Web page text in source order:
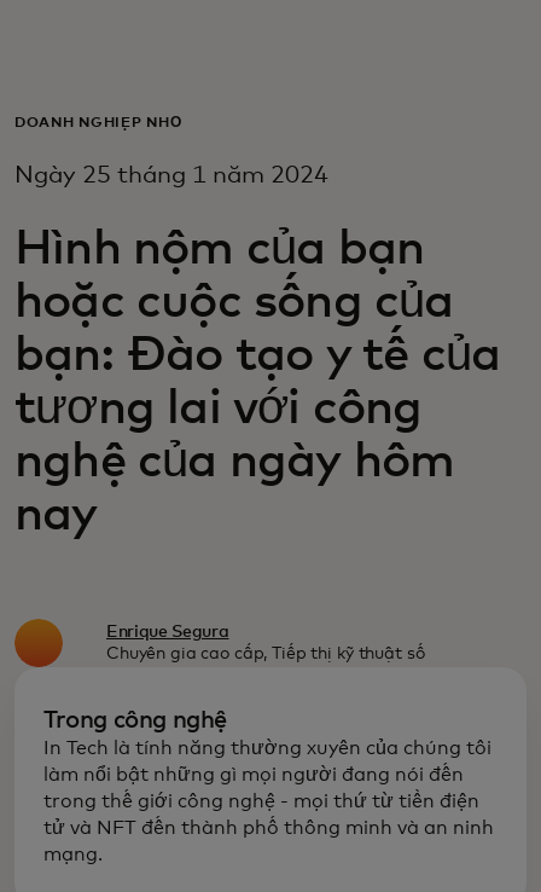
Dành cho doanh nghiệp
Dành cho nhà đổi mới
Tin tức và xu hướng
DOANH NGHIỆP NHỎ
Ngày 25 tháng 1 năm 2024
Hình nộm của bạn
hoặc cuộc sống của
bạn: Đào tạo y tế của
tương lai với công
nghệ của ngày hôm
nay
Enrique Segura
Chuyên gia cao cấp, Tiếp thị kỹ thuật số
Trong công nghệ
In Tech là tính năng thường xuyên của chúng tôi
làm nổi bật những gì mọi người đang nói đến
trong thế giới công nghệ - mọi thứ từ tiền điện
tử và NFT đến thành phố thông minh và an ninh
mạng.